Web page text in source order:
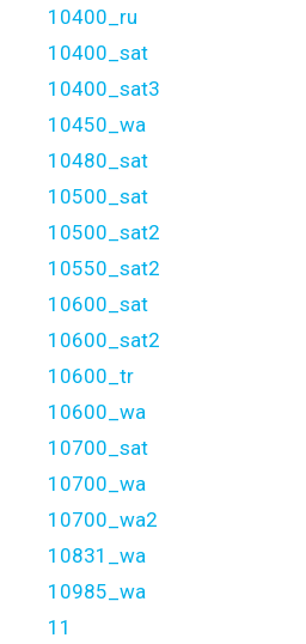
10400_ru
10400_sat
10400_sat3
10450_wa
10480_sat
10500_sat
10500_sat2
10550_sat2
10600_sat
10600_sat2
10600_tr
10600_wa
10700_sat
10700_wa
10700_wa2
10831_wa
10985_wa
11